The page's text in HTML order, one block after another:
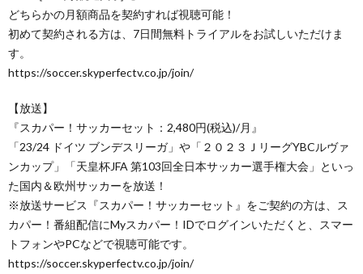
どちらかの月額商品を契約すれば視聴可能！
初めて契約される方は、7日間無料トライアルをお試しいただけま
す。
https://soccer.skyperfectv.co.jp/join/
【放送】
『スカパー！サッカーセット：2,480円(税込)/月』
「23/24 ドイツ ブンデスリーガ」や「２０２３ＪリーグYBCルヴァ
ンカップ」「天皇杯JFA 第103回全日本サッカー選手権大会」といっ
た国内＆欧州サッカーを放送！
※放送サービス『スカパー！サッカーセット』をご契約の方は、ス
カパー！番組配信にMyスカパー！IDでログインいただくと、スマー
トフォンやPCなどで視聴可能です。
https://soccer.skyperfectv.co.jp/join/